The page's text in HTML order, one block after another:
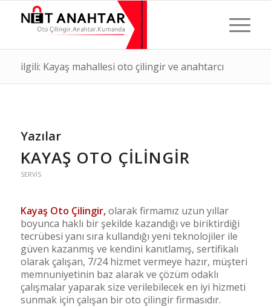
ilgili: Kayaş mahallesi oto çilingir ve anahtarcı
Yazılar
KAYAŞ OTO ÇILINGIR
SERVIS
Kayaş Oto Çilingir,olarak firmamız uzun yıllar
boyunca haklı bir şekilde kazandığı ve biriktirdiği
tecrübesi yanı sıra kullandığı yeni teknolojiler ile
güven kazanmış ve kendini kanıtlamış, sertifikalı
olarak çalışan, 7/24 hizmet vermeye hazır, müşteri
memnuniyetinin baz alarak ve çözüm odaklı
çalışmalar yaparak size verilebilecek en iyi hizmeti
sunmak için çalışan bir oto çilingir firmasıdır.